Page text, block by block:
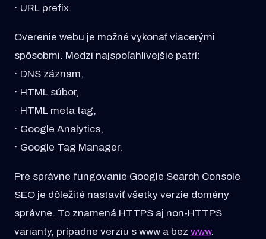
· URL prefix.
Overenie webu je možné vykonať viacerými
spôsobmi. Medzi najspoľahlivejšie patrí:
· DNS záznam,
· HTML súbor,
· HTML meta tag,
· Google Analytics,
· Google Tag Manager.
Pre správne fungovanie Google Search Console
SEO je dôležité nastaviť všetky verzie domény
správne. To znamená HTTPS aj non-HTTPS
varianty, prípadne verziu s www a bez www.